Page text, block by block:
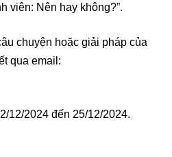
viên: Nên hay không?”.
chuyện hoặc giải pháp của
qua email:
12/2024 đến 25/12/2024.